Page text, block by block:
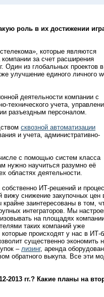
роль в их достижении
которые являются
за счет расширения
Один из глобальных проектов
улучшение единого личного
деятельности компании с
технического учета,
разъездным персоналом.
сквозной автоматизации
и учета, административно-
с помощью систем класса
нужно научиться разумно её
областях деятельности.
ИТ-решений и
вижу снижение закупочных цен
заинтересованы в том,
интеграторов. Мы
на площадях
таких компаний уже
происходят у нас в ИТ-
существенно экономить
– лизинг, аренда
обратного выкупа. Все эти
2013 гг.? Какие планы на